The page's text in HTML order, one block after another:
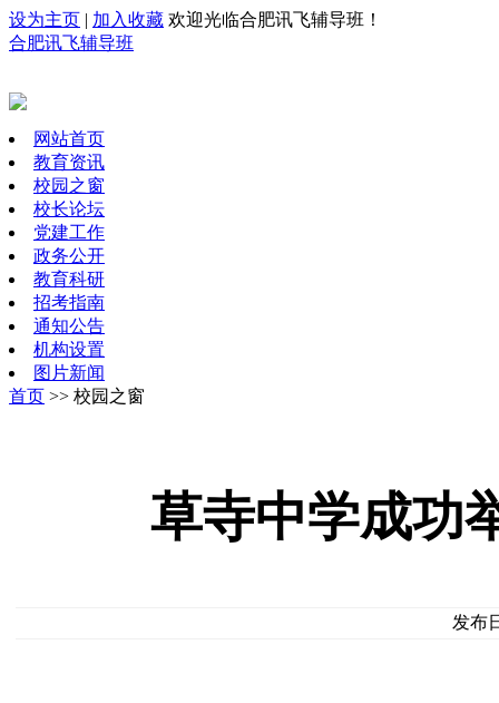
设为主页 | 加入收藏 欢迎光临合肥讯飞辅导班！
合肥讯飞辅导班
网站首页
教育资讯
校园之窗
校长论坛
党建工作
政务公开
教育科研
招考指南
通知公告
机构设置
图片新闻
首页 >> 校园之窗
草寺中学成功
发布